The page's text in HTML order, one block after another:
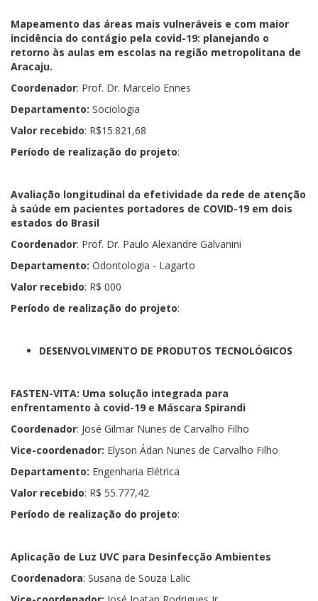
Mapeamento das áreas mais vulneráveis e com maior
incidência do contágio pela covid-19: planejando o
retorno às aulas em escolas na região metropolitana de
Aracaju.
Coordenador: Prof. Dr. Marcelo Ennes
Departamento: Sociologia
Valor recebido: R$15.821,68
Período de realização do projeto:
Avaliação longitudinal da efetividade da rede de atenção
à saúde em pacientes portadores de COVID-19 em dois
estados do Brasil
Coordenador: Prof. Dr. Paulo Alexandre Galvanini
Departamento: Odontologia - Lagarto
Valor recebido: R$ 000
Período de realização do projeto:
DESENVOLVIMENTO DE PRODUTOS TECNOLÓGICOS
FASTEN-VITA: Uma solução integrada para
enfrentamento à covid-19 e Máscara Spirandi
Coordenador: José Gilmar Nunes de Carvalho Filho
Vice-coordenador: Elyson Ádan Nunes de Carvalho Filho
Departamento: Engenharia Elétrica
Valor recebido: R$ 55.777,42
Período de realização do projeto:
Aplicação de Luz UVC para Desinfecção Ambientes
Coordenadora: Susana de Souza Lalic